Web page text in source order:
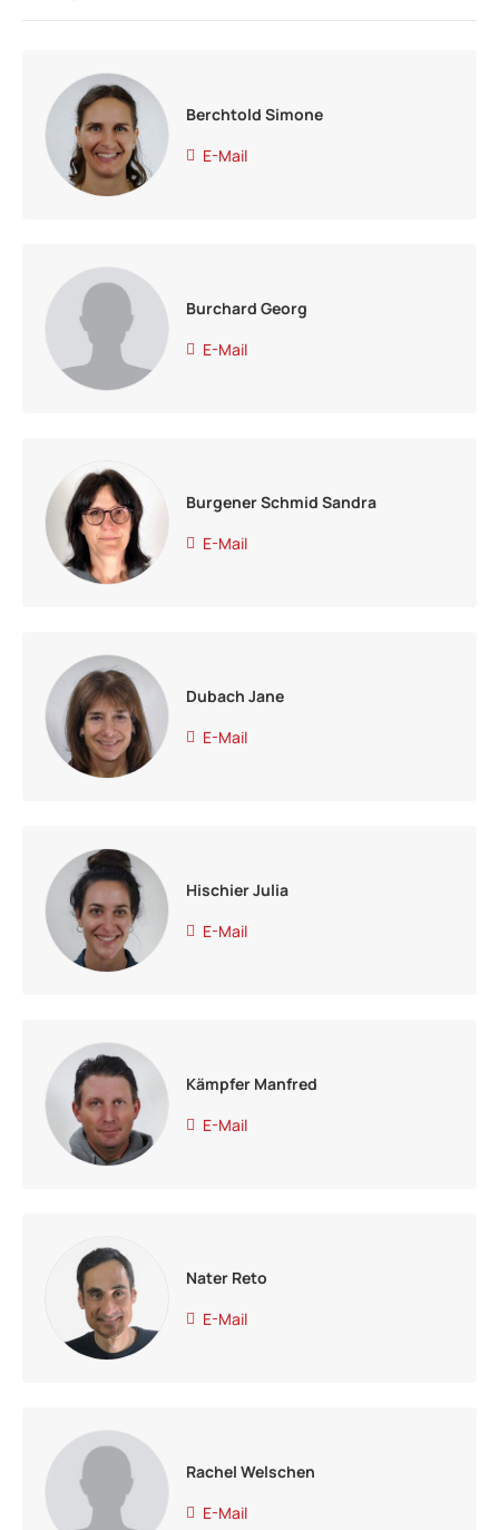
Berchtold Simone
E-Mail
Burchard Georg
E-Mail
Burgener Schmid Sandra
E-Mail
Dubach Jane
E-Mail
Hischier Julia
E-Mail
Kämpfer Manfred
E-Mail
Nater Reto
E-Mail
Rachel Welschen
E-Mail